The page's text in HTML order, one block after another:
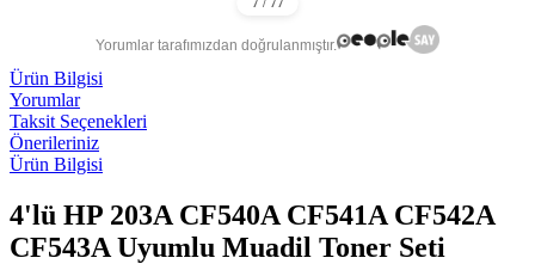
Yorumlar tarafımızdan doğrulanmıştır.
Ürün Bilgisi
Yorumlar
Taksit Seçenekleri
Önerileriniz
Ürün Bilgisi
4'lü HP 203A CF540A CF541A CF542A
CF543A Uyumlu Muadil Toner Seti